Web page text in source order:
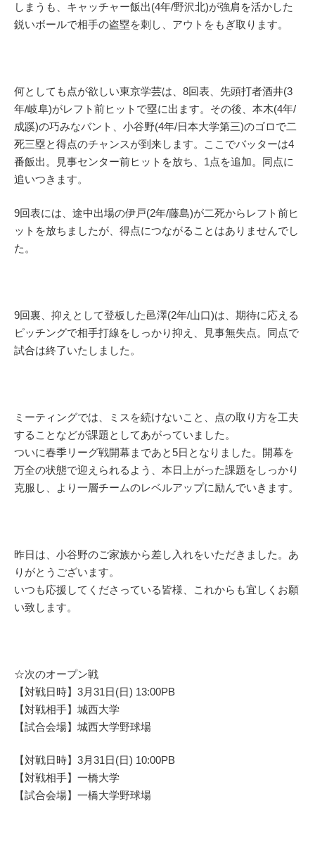
しまうも、キャッチャー飯出(4年/野沢北)が強肩を活かした
鋭いボールで相手の盗塁を刺し、アウトをもぎ取ります。
何としても点が欲しい東京学芸は、8回表、先頭打者酒井(3
年/岐阜)がレフト前ヒットで塁に出ます。その後、本木(4年/
成蹊)の巧みなバント、小谷野(4年/日本大学第三)のゴロで二
死三塁と得点のチャンスが到来します。ここでバッターは4
番飯出。見事センター前ヒットを放ち、1点を追加。同点に
追いつきます。
9回表には、途中出場の伊戸(2年/藤島)が二死からレフト前ヒ
ットを放ちましたが、得点につながることはありませんでし
た。
9回裏、抑えとして登板した邑澤(2年/山口)は、期待に応える
ピッチングで相手打線をしっかり抑え、見事無失点。同点で
試合は終了いたしました。
ミーティングでは、ミスを続けないこと、点の取り方を工夫
することなどが課題としてあがっていました。
ついに春季リーグ戦開幕まであと5日となりました。開幕を
万全の状態で迎えられるよう、本日上がった課題をしっかり
克服し、より一層チームのレベルアップに励んでいきます。
昨日は、小谷野のご家族から差し入れをいただきました。あ
りがとうございます。
いつも応援してくださっている皆様、これからも宜しくお願
い致します。
☆次のオープン戦
【対戦日時】3月31日(日) 13:00PB
【対戦相手】城西大学
【試合会場】城西大学野球場
【対戦日時】3月31日(日) 10:00PB
【対戦相手】一橋大学
【試合会場】一橋大学野球場